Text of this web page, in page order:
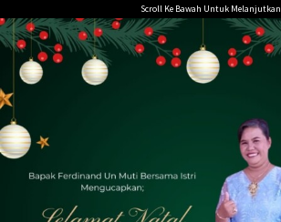
ke
konten
Scroll Ke Bawah Untuk Melanjutkan